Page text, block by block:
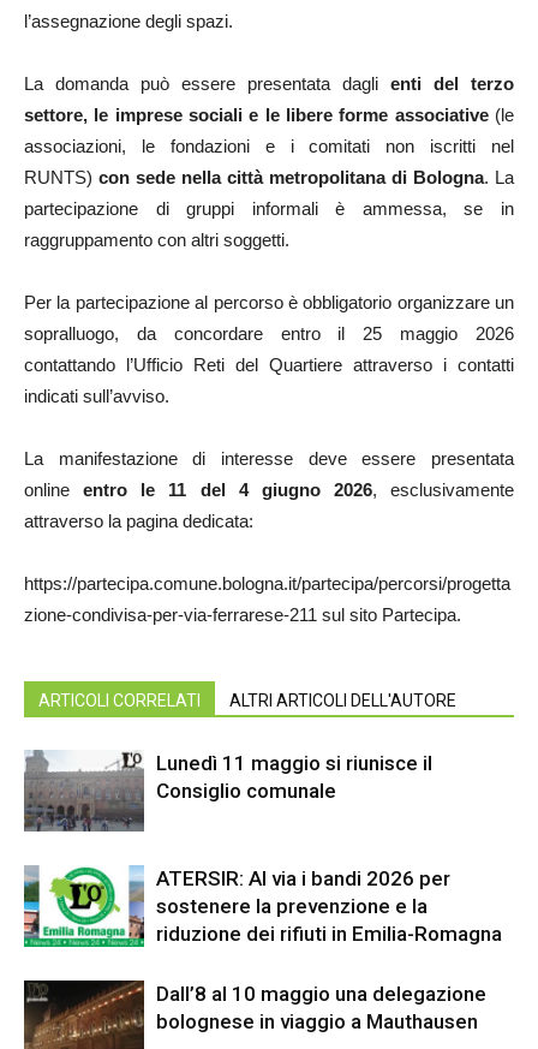
l’assegnazione degli spazi.
La domanda può essere presentata dagli enti del terzo
settore, le imprese sociali e le libere forme associative(le
associazioni, le fondazioni e i comitati non iscritti nel
RUNTS) con sede nella città metropolitana di Bologna. La
partecipazione di gruppi informali è ammessa, se in
raggruppamento con altri soggetti.
Per la partecipazione al percorso è obbligatorio organizzare un
sopralluogo, da concordare entro il 25 maggio 2026
contattando l’Ufficio Reti del Quartiere attraverso i contatti
indicati sull’avviso.
La manifestazione di interesse deve essere presentata
online entro le 11 del 4 giugno 2026, esclusivamente
attraverso la pagina dedicata:
https://partecipa.comune.bologna.it/partecipa/percorsi/progetta
zione-condivisa-per-via-ferrarese-211 sul sito Partecipa.
ARTICOLI CORRELATI ALTRI ARTICOLI DELL'AUTORE
Lunedì 11 maggio si riunisce il
Consiglio comunale
ATERSIR: Al via i bandi 2026 per
sostenere la prevenzione e la
riduzione dei rifiuti in Emilia-Romagna
Dall’8 al 10 maggio una delegazione
bolognese in viaggio a Mauthausen